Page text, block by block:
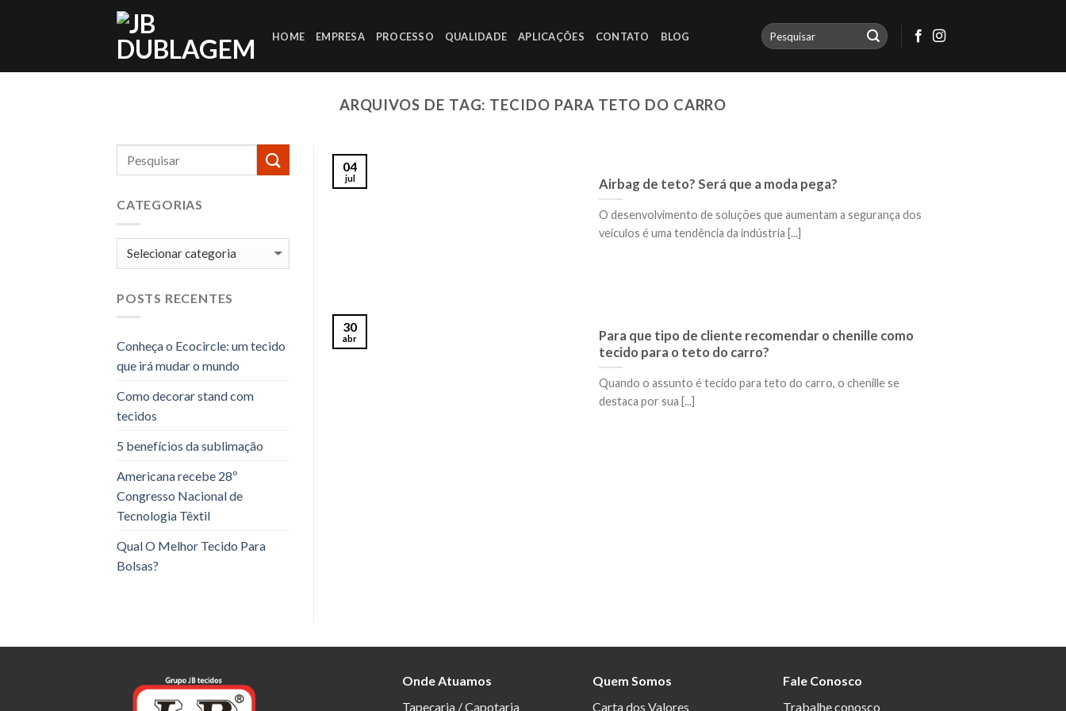
HOME EMPRESA PROCESSO QUALIDADE APLICAÇÕES CONTATO BLOG
ARQUIVOS DE TAG: TECIDO PARA TETO DO CARRO
CATEGORIAS
Categorias
POSTS RECENTES
Conheça o Ecocircle: um tecido
que irá mudar o mundo
Como decorar stand com
tecidos
5 benefícios da sublimação
Americana recebe 28º
Congresso Nacional de
Tecnologia Têxtil
Qual O Melhor Tecido Para
Bolsas?
Airbag de teto? Será que a moda pega?
O desenvolvimento de soluções que aumentam a segurança dos
veículos é uma tendência da indústria [...]
04
jul
Para que tipo de cliente recomendar o chenille como
tecido para o teto do carro?
Quando o assunto é tecido para teto do carro, o chenille se
destaca por sua [...]
30
abr
Onde Atuamos
Tapeçaria / Capotaria
Quem Somos
Carta dos Valores
Fale Conosco
Trabalhe conosco